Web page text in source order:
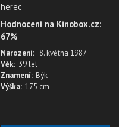
herec
Hodnocení na Kinobox.cz:
67%
Narození: 8. května 1987
Věk: 39 let
Znamení: Býk
Výška: 175 cm